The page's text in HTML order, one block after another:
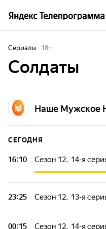
Сериалы 18+
Солдаты
Наше Мужское
СЕГОДНЯ
16:10 Сезон 12. 14-я
Тамара неважно себя
поликлинику. Врач
любимой женщины
Олег Николаевич
Ани подарок.
23:25 Сезон 12. 13-я
Вторая рота
00:15 Сезон 12. 14-я